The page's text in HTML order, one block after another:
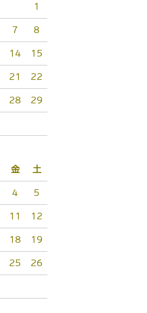
1
7 8
14 15
21 22
28 29
金 土
4 5
11 12
18 19
25 26